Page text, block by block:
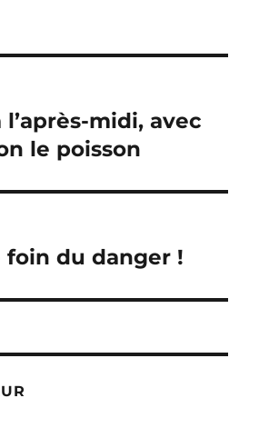
l’après-midi, avec
le poisson
foin du danger !